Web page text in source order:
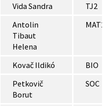
Vida Sandra
TJ2
Antolin
Tibaut
Helena
MAT2
Kovač Ildikó
BIO
Petkovič
Borut
SOC